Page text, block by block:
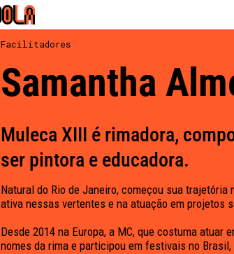
Facilitadores
Samantha
Muleca XIII é rimadora,
ser pintora e educadora.
Natural do Rio de Janeiro, começou sua
ativa nessas vertentes e na atuação em projetos
Desde 2014 na Europa, a MC, que costuma atuar
nomes da rima e participou em festivais no Brasil,